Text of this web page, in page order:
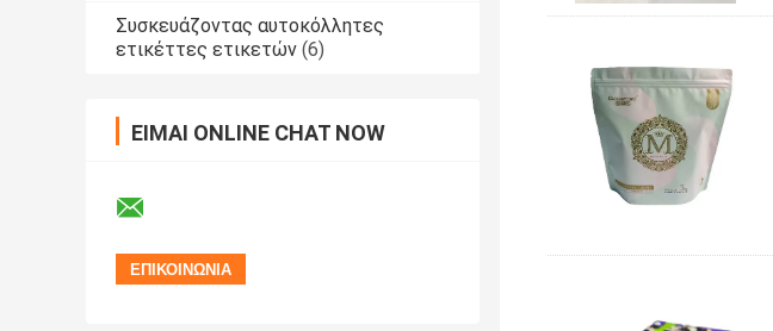
Συσκευάζοντας αυτοκόλλητες
ετικέττες ετικετών (6)
ΕΊΜΑΙ ONLINE CHAT NOW